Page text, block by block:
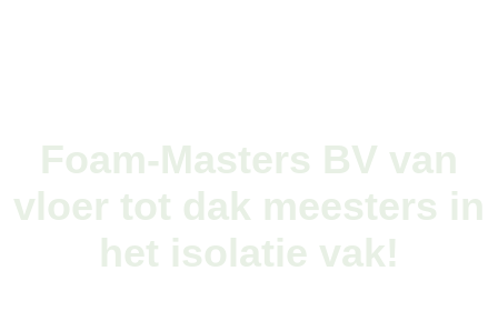
Foam-Masters BV van
vloer tot dak meesters in
het isolatie vak!